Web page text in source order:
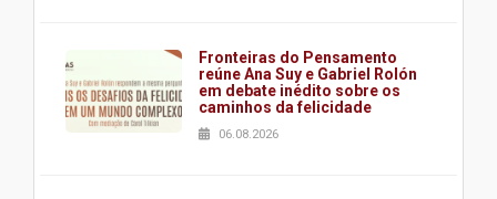
Fronteiras do Pensamento
reúne Ana Suy e Gabriel Rolón
em debate inédito sobre os
caminhos da felicidade
06.08.2026